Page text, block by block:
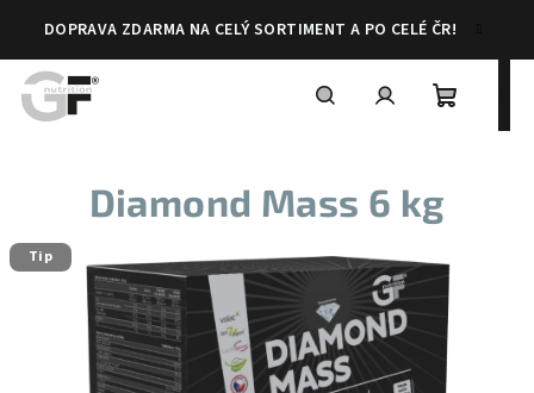
obsah
DOPRAVA ZDARMA NA CELÝ SORTIMENT A PO CELÉ ČR!
Nákupní
košík
Diamond Mass 6 kg
Tip